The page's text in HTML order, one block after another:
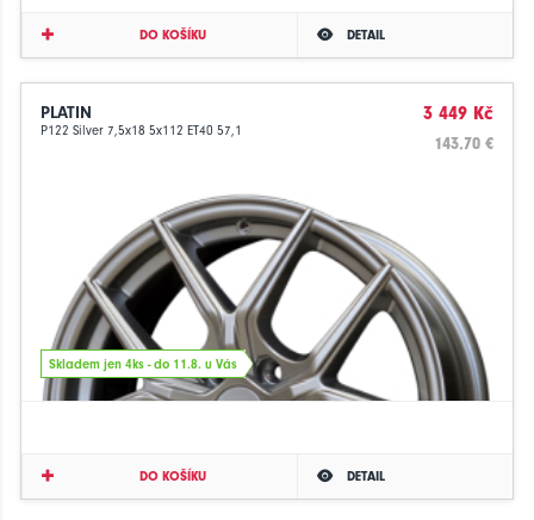
DO KOŠÍKU DETAIL
PLATIN
P122 Silver 7,5x18 5x112 ET40 57,1
3 449 Kč
143.70 €
Skladem jen 4ks - do 11.8. u Vás
DO KOŠÍKU DETAIL